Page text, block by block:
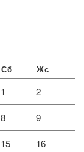
Сб Жс
1 2
8 9
15 16